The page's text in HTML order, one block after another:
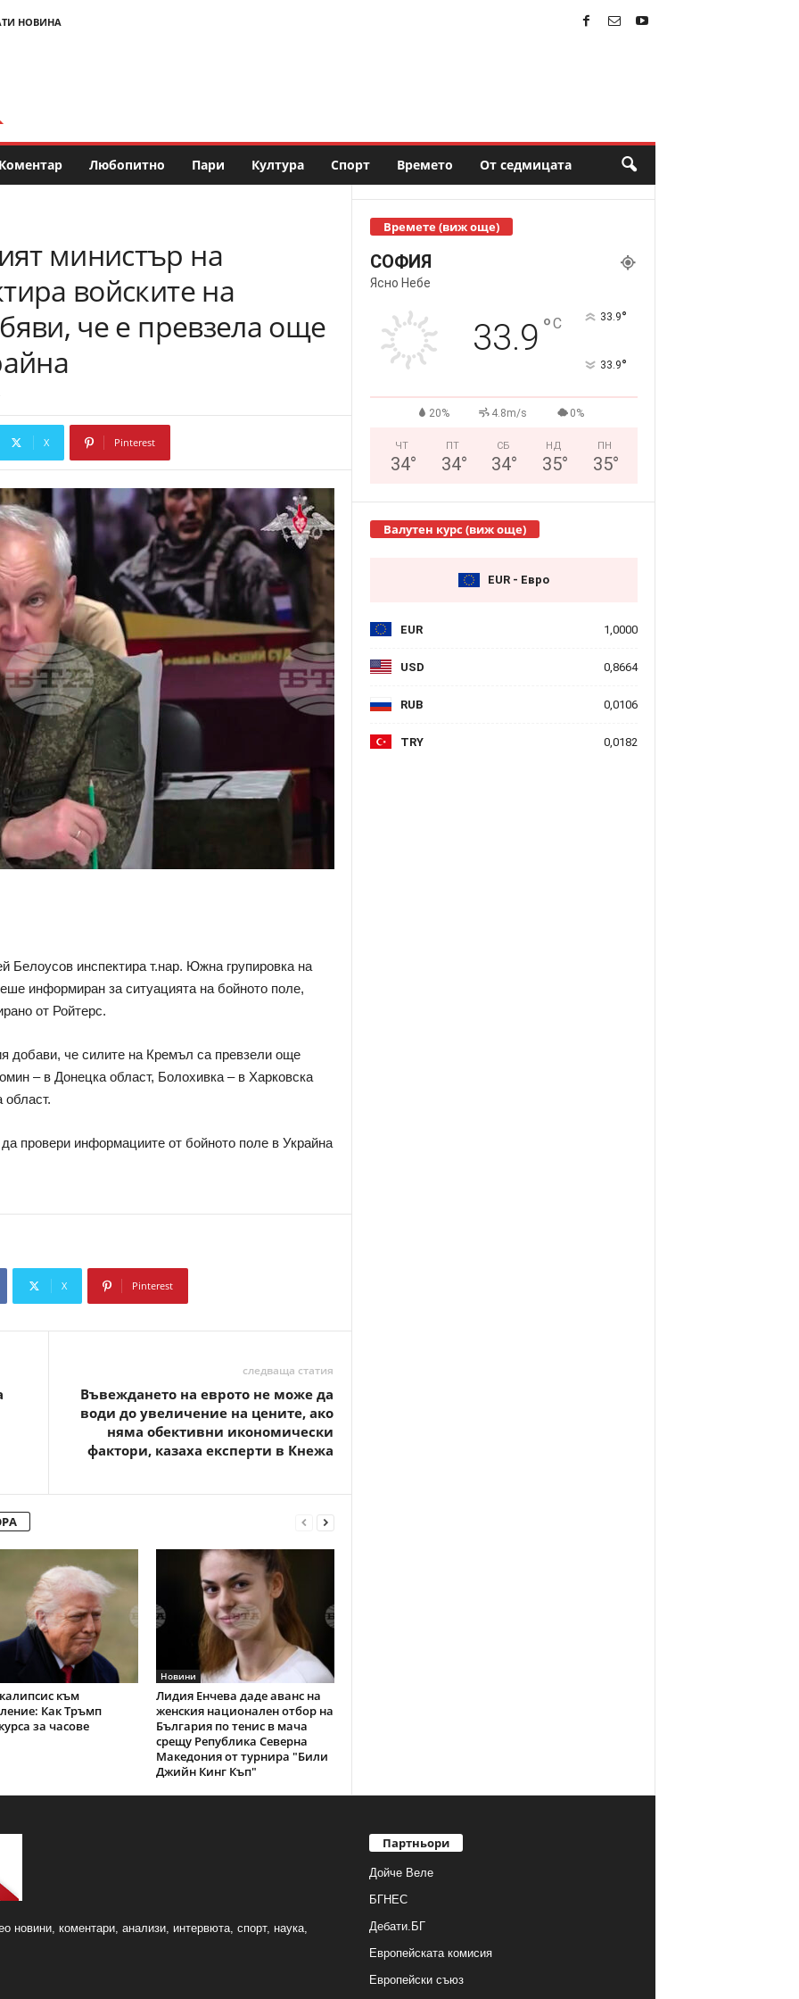
НОВИНА
Коментар Любопитно Пари Култура Спорт Времето От седмицата
министър на
войските на
че е превзела още
X Pinterest
Белоусов инспектира т.нар. Южна групировка на
информиран за ситуацията на бойното поле,
от Ройтерс.
добави, че силите на Кремъл са превзели още
– в Донецка област, Болохивка – в Харковска
област.
провери информациите от бойното поле в Украйна
X Pinterest
следваща статия
Въвеждането на еврото не може да
води до увеличение на цените, ако
няма обективни икономически
фактори, казаха експерти в Кнежа
към
Как Тръмп
за часове
Новини
Лидия Енчева даде аванс на
женския национален отбор на
България по тенис в мача
срещу Република Северна
Македония от турнира "Били
Джийн Кинг Къп"
Времете (виж още)
СОФИЯ
Ясно Небе
33.9 °C 33.9°
33.9°
20% 4.8m/s 0%
ЧТ
34°
ПТ
34°
СБ
34°
НД
35°
ПН
35°
Валутен курс (виж още)
EUR - Евро
EUR 1,0000
USD 0,8664
RUB 0,0106
TRY 0,0182
новини, коментари, анализи, интервюта, спорт, наука,
Партньори
Дойче Веле
БГНЕС
Дебати.БГ
Европейската комисия
Европейски съюз